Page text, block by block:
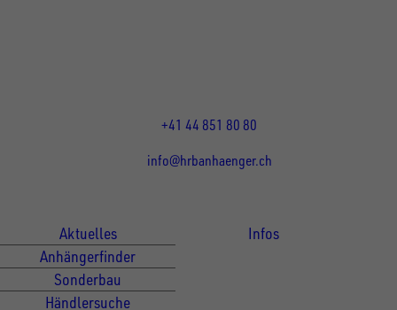
+41 44 851 80 80
info@hrbanhaenger.ch
Aktuelles
Anhängerfinder
Sonderbau
Händlersuche
Infos